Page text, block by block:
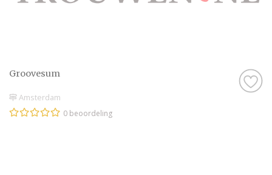
Groovesum
Amsterdam
0 beoordeling